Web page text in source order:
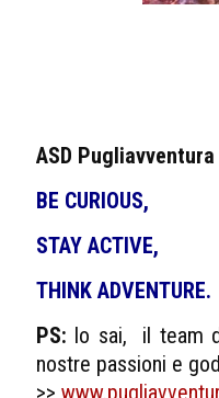
ASD Pugliavventura
BE CURIOUS,
STAY ACTIVE,
THINK ADVENTURE.
PS: lo sai, il team
nostre passioni e
>>